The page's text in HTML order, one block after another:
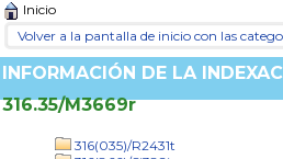
Inicio
Volver a la pantalla de inicio con las
INFORMACIÓN DE LA
316.35/M3669r
316(035)/R2431t